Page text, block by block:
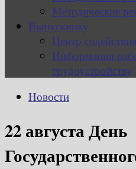
Методические
Выпускнику
Центр
Информация
трудоустройству
Новости
22 августа День